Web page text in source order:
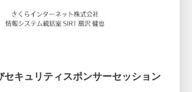
セキュリティスポンサーセッション